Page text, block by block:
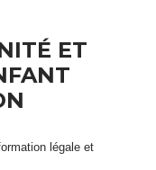
ET
légale et